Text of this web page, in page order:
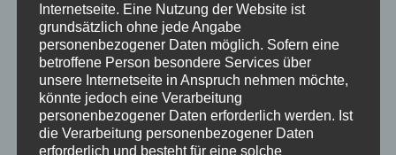
Alarmierungsart:TME
Einsatzart:FEUX
Einsatzort:Steilshooper Allee
Fahrzeuge:FF Alsterdorf
Weitere Kräfte:BF Barmbek, BF Billstedt, BF
Führungsdienst, BF Technik- und Umweltwache, BF
Wandsbek, FF Bramfeld Dekon, FF Wellingsbüttel Spüren und
Internetseite. Eine Nutzung der Website ist
grundsätzlich ohne jede Angabe
personenbezogener Daten möglich. Sofern eine
betroffene Person besondere Services über
unsere Internetseite in Anspruch nehmen möchte,
könnte jedoch eine Verarbeitung
personenbezogener Daten erforderlich werden. Ist
die Verarbeitung personenbezogener Daten
erforderlich und besteht für eine solche